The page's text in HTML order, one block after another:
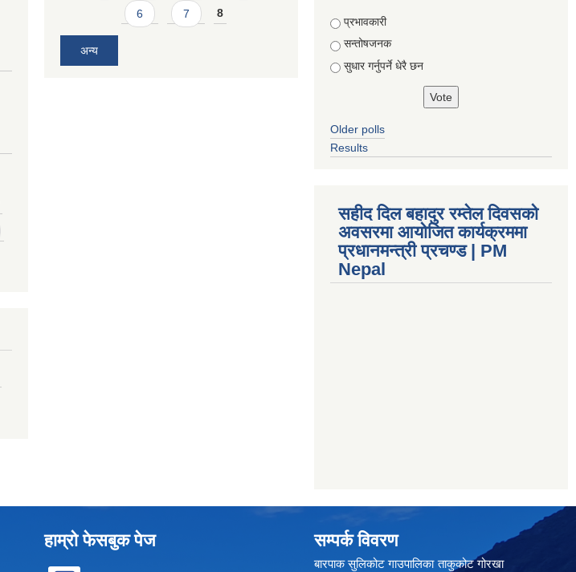
6 7 8
अन्य
Choices
प्रभावकारी
सन्तोषजनक
सुधार गर्नुपर्ने धेरै छन
Older polls
Results
सहीद दिल बहादुर रम्तेल दिवसको
अवसरमा आयोजित कार्यक्रममा
प्रधानमन्त्री प्रचण्ड | PM
Nepal
हाम्रो फेसबुक पेज सम्पर्क विवरण
बारपाक सुलिकोट गाउपालिका ताकुकोट गोरखा